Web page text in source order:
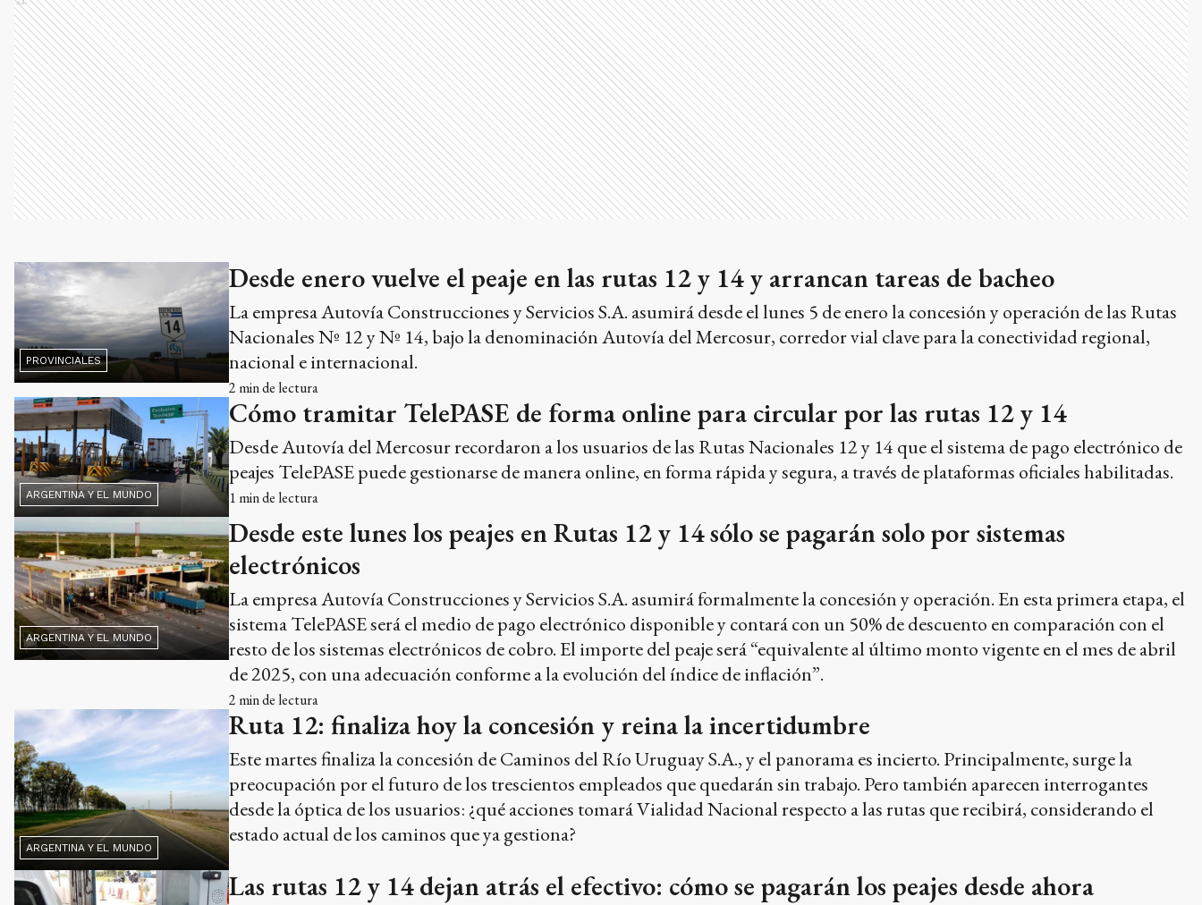
PROVINCIALES
Desde enero vuelve el peaje en las rutas 12 y 14 y arrancan tareas de bacheo
La empresa Autovía Construcciones y Servicios S.A. asumirá desde el lunes 5 de enero la concesión y operación de las Rutas
Nacionales Nº 12 y Nº 14, bajo la denominación Autovía del Mercosur, corredor vial clave para la conectividad regional,
nacional e internacional.
2 min de lectura
ARGENTINA Y EL MUNDO
Cómo tramitar TelePASE de forma online para circular por las rutas 12 y 14
Desde Autovía del Mercosur recordaron a los usuarios de las Rutas Nacionales 12 y 14 que el sistema de pago electrónico de
peajes TelePASE puede gestionarse de manera online, en forma rápida y segura, a través de plataformas oficiales habilitadas.
1 min de lectura
ARGENTINA Y EL MUNDO
Desde este lunes los peajes en Rutas 12 y 14 sólo se pagarán solo por sistemas
electrónicos
La empresa Autovía Construcciones y Servicios S.A. asumirá formalmente la concesión y operación. En esta primera etapa, el
sistema TelePASE será el medio de pago electrónico disponible y contará con un 50% de descuento en comparación con el
resto de los sistemas electrónicos de cobro. El importe del peaje será “equivalente al último monto vigente en el mes de abril
de 2025, con una adecuación conforme a la evolución del índice de inflación”.
2 min de lectura
ARGENTINA Y EL MUNDO
Ruta 12: finaliza hoy la concesión y reina la incertidumbre
Este martes finaliza la concesión de Caminos del Río Uruguay S.A., y el panorama es incierto. Principalmente, surge la
preocupación por el futuro de los trescientos empleados que quedarán sin trabajo. Pero también aparecen interrogantes
desde la óptica de los usuarios: ¿qué acciones tomará Vialidad Nacional respecto a las rutas que recibirá, considerando el
estado actual de los caminos que ya gestiona?
Las rutas 12 y 14 dejan atrás el efectivo: cómo se pagarán los peajes desde ahora